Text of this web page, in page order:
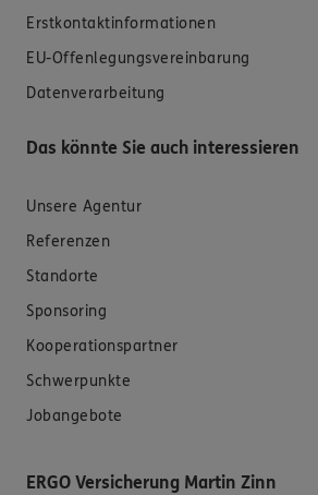
Erstkontaktinformationen
EU-Offenlegungsvereinbarung
Datenverarbeitung
Das könnte Sie auch interessieren
Unsere Agentur
Referenzen
Standorte
Sponsoring
Kooperationspartner
Schwerpunkte
Jobangebote
ERGO Versicherung Martin Zinn